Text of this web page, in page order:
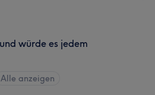
würde es jedem
Alle anzeigen